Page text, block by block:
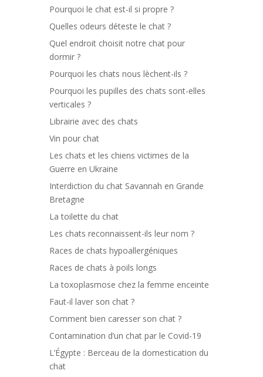
Pourquoi le chat est-il si propre ?
Quelles odeurs déteste le chat ?
Quel endroit choisit notre chat pour
dormir ?
Pourquoi les chats nous lèchent-ils ?
Pourquoi les pupilles des chats sont-elles
verticales ?
Librairie avec des chats
Vin pour chat
Les chats et les chiens victimes de la
Guerre en Ukraine
Interdiction du chat Savannah en Grande
Bretagne
La toilette du chat
Les chats reconnaissent-ils leur nom ?
Races de chats hypoallergéniques
Races de chats à poils longs
La toxoplasmose chez la femme enceinte
Faut-il laver son chat ?
Comment bien caresser son chat ?
Contamination d’un chat par le Covid-19
L’Égypte : Berceau de la domestication du
chat